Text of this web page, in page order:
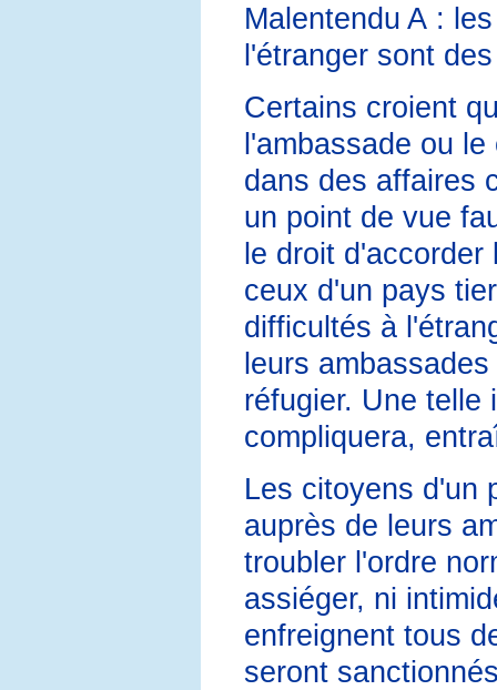
Malentendu A :
l'étranger sont
Certains croient
l'ambassade ou
dans des affaires
un point de vue
le droit
ceux d'un pays
difficultés à
leurs
réfugier. Une telle
compliquera,
Les citoyens d'un
auprès de leurs
troubler l'ordre
assiéger, ni
enfreignent tous
seront